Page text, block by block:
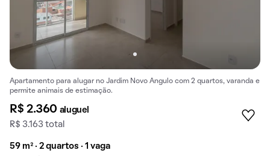
Apartamento para alugar no Jardim Novo Angulo com 2 quartos, varanda e
permite animais de estimação.
R$ 2.360 aluguel
R$ 3.163 total
59 m² · 2 quartos · 1 vaga